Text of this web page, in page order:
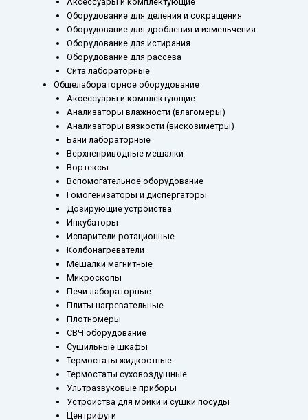
Оборудование для деления и сокращения
Оборудование для дробления и измельчения
Оборудование для истирания
Оборудование для рассева
Сита лабораторные
Общелабораторное оборудование
Аксессуары и комплектующие
Анализаторы влажности (влагомеры)
Анализаторы вязкости (вискозиметры)
Бани лабораторные
Верхнеприводные мешалки
Вортексы
Вспомогательное оборудование
Гомогенизаторы и диспергаторы
Дозирующие устройства
Инкубаторы
Испарители ротационные
Колбонагреватели
Мешалки магнитные
Микроскопы
Печи лабораторные
Плиты нагревательные
Плотномеры
СВЧ оборудование
Сушильные шкафы
Термостаты жидкостные
Термостаты суховоздушные
Ультразвуковые приборы
Устройства для мойки и сушки посуды
Центрифуги